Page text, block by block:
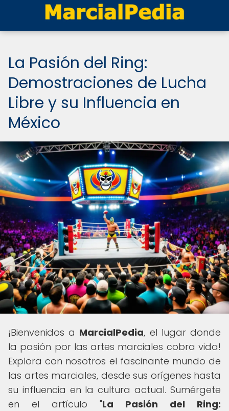
La Pasión del Ring:
Demostraciones de Lucha
Libre y su Influencia en
México
¡Bienvenidos a MarcialPedia, el lugar donde
la pasión por las artes marciales cobra vida!
Explora con nosotros el fascinante mundo de
las artes marciales, desde sus orígenes hasta
su influencia en la cultura actual. Sumérgete
en el artículo "La Pasión del Ring: